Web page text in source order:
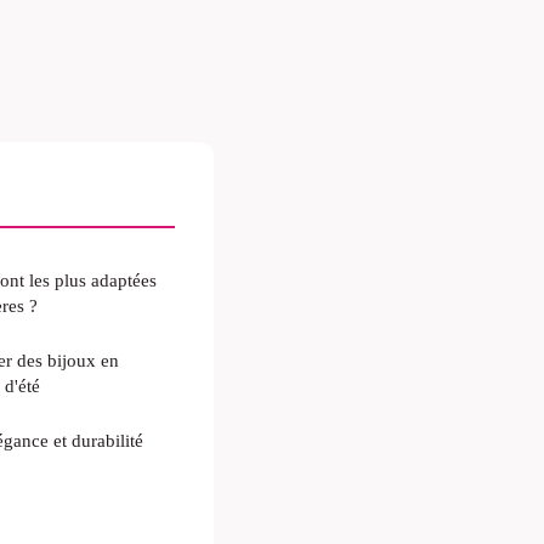
les plus adaptées
?
des bijoux en
et durabilité